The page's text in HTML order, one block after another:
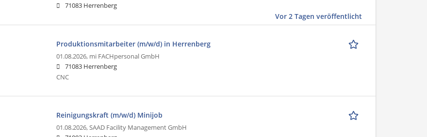
71083 Herrenberg
Vor 2 Tagen veröffentlicht
Produktionsmitarbeiter (m/w/d) in Herrenberg
01.08.2026, mi FACHpersonal GmbH
71083 Herrenberg
CNC
Reinigungskraft (m/w/d) Minijob
01.08.2026,SAAD Facility Management GmbH